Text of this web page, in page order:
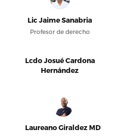
Lic Jaime Sanabria
Profesor de derecho
Lcdo Josué Cardona
Hernández
Laureano Giraldez MD